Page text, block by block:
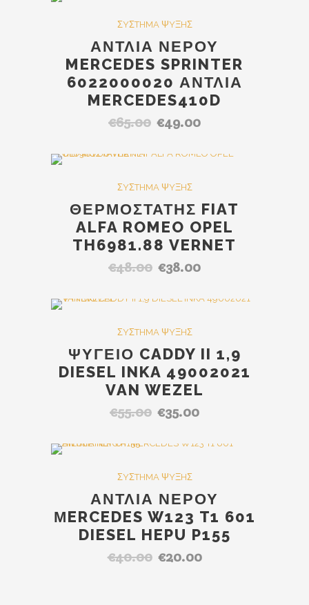
ΣYΣTHMA ΨYΞHΣ
ΑΝΤΛΙΑ ΝΕΡΟΥ
MERCEDES SPRINTER
6022000020 ΑΝΤΛΙΑ
MERCEDES410D
€65.00 Original
was:
€49.00Η
τιμή
ΣYΣTHMA ΨYΞHΣ
ΘΕΡΜΟΣΤΑΤΗΣ FIAT
ALFA ROMEO OPEL
TH6981.88 VERNET
€48.00 Original
was:
€38.00Η
τιμή
ΣYΣTHMA ΨYΞHΣ
ΨΥΓΕΙΟ CADDY II 1,9
DIESEL INKA 49002021
VAN WEZEL
€55.00 Original
was:
€35.00Η
τιμή
ΣYΣTHMA ΨYΞHΣ
ΑΝΤΛΙΑ ΝΕΡΟΥ
ΜERCEDES W123 T1 601
DIESEL HEPU P155
€40.00 Original
€20.00Η